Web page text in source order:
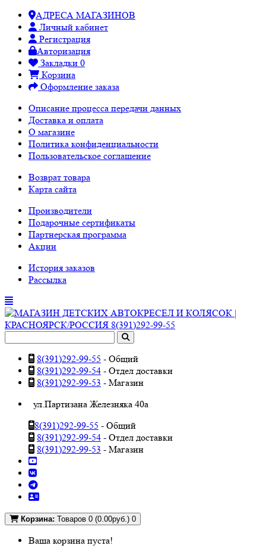
АДРЕСА МАГАЗИНОВ
Личный кабинет
Регистрация
Авторизация
Закладки 0
Корзина
Оформление заказа
Описание процесса передачи данных
Доставка и оплата
О магазине
Политика конфиденциальности
Пользовательское соглашение
Возврат товара
Карта сайта
Производители
Подарочные сертификаты
Партнерская программа
Акции
История заказов
Рассылка
8(391)292-99-55 - Общий
8(391)292-99-54 - Отдел доставки
8(391)292-99-53 - Магазин
ул.Партизана Железняка 40а
8(391)292-99-55 - Общий
8(391)292-99-54 - Отдел доставки
8(391)292-99-53 - Магазин
Корзина: Товаров 0 (0.00руб.) 0
Ваша корзина пуста!